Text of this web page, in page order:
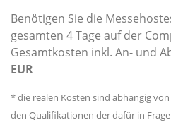
Benötigen Sie die
gesamten 4 Tage auf der
Gesamtkosten inkl. An- und
EUR
* die realen Kosten sind abhängig
den Qualifikationen der dafür in